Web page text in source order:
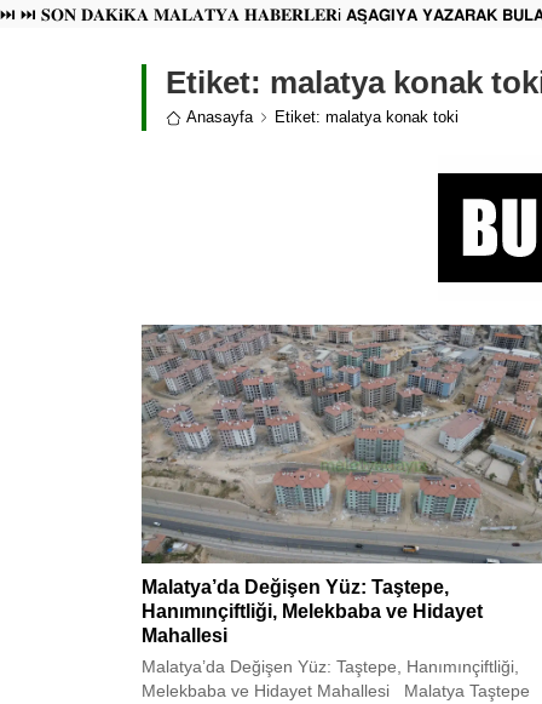
⏭ ⏭ 𝐒𝐎𝐍 𝐃𝐀𝐊𝐢𝐊𝐀 𝐌𝐀𝐋𝐀𝐓𝐘𝐀 𝐇𝐀𝐁𝐄𝐑𝐋𝐄𝐑i 𝗔𝗦̧𝗔𝗚̆𝗜𝗬𝗔 𝗬𝗔𝗭𝗔𝗥𝗔𝗞
Etiket: malatya konak
Anasayfa Etiket: malatya konak toki
Malatya’da Değişen Yüz: Taştepe,
Hanımınçiftliği, Melekbaba ve Hidayet
Mahallesi
Malatya’da Değişen Yüz: Taştepe, Hanımınçiftliği,
Melekbaba ve Hidayet Mahallesi Malatya Taştepe